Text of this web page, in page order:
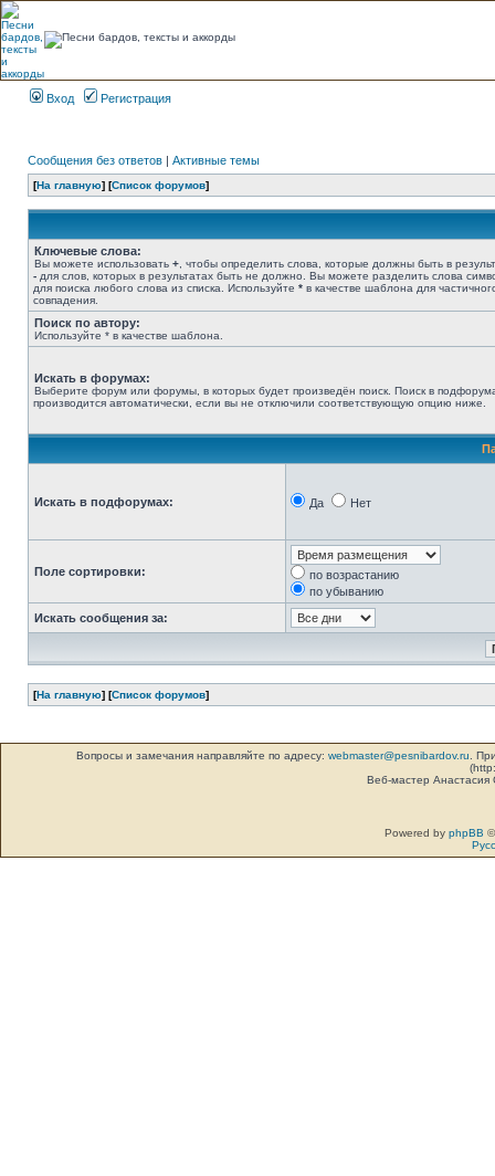
Вход Регистрация
Сообщения без ответов | Активные темы
[На главную] [Список форумов]
Ключевые слова:
Вы можете использовать + , чтобы определить слова, которые должны быть в
- для слов, которых в результатах быть не должно. Вы можете разделить слова
для поиска любого слова из списка. Используйте * в качестве шаблона для
совпадения.
Поиск по автору:
Используйте * в качестве шаблона.
Искать в форумах:
Выберите форум или форумы, в которых будет произведён поиск. Поиск в
производится автоматически, если вы не отключили соответствующую опцию ниже.
Искать в подфорумах: Да Нет
Поле сортировки:
по возрастанию
по убыванию
Искать сообщения за:
[На главную] [Список форумов]
Вопросы и замечания направляйте по адресу: webmaster@pesnibardov.ru .
Веб-мастер
Powered by phpBB